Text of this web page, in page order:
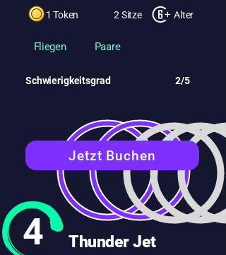
1 Token 2 Sitze Alter
Fliegen Paare
Schwierigkeitsgrad 2/5
Jetzt Buchen
4 Thunder Jet